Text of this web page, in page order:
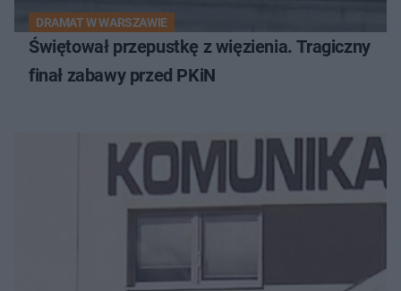
DRAMAT W WARSZAWIE
Świętował przepustkę z więzienia. Tragiczny
finał zabawy przed PKiN